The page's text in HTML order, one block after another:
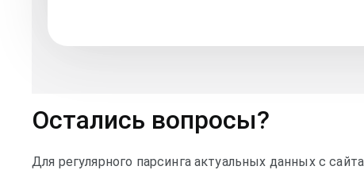
Остались вопросы?
Для регулярного парсинга актуальных данных с